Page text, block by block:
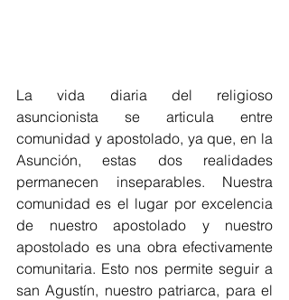
La vida diaria del religioso
asuncionista se articula entre
comunidad y apostolado, ya que, en la
Asunción, estas dos realidades
permanecen inseparables. Nuestra
comunidad es el lugar por excelencia
de nuestro apostolado y nuestro
apostolado es una obra efectivamente
comunitaria. Esto nos permite seguir a
san Agustín, nuestro patriarca, para el